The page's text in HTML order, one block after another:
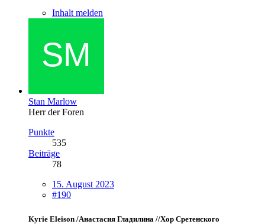
Inhalt melden
Stan Marlow
Herr der Foren
Punkte
535
Beiträge
78
15. August 2023
#190
Kyrie Eleison /Анастасия Гладилина //Хор Сретенского